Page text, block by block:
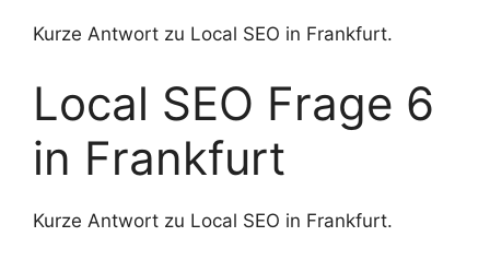
Kurze Antwort zu Local SEO in Frankfurt.
Local SEO Frage 6
in Frankfurt
Kurze Antwort zu Local SEO in Frankfurt.